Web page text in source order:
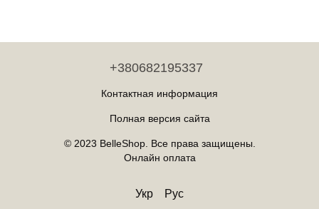
+380682195337
Контактная информация
Полная версия сайта
© 2023 BelleShop. Все права защищены.
Онлайн оплата
Укр Рус